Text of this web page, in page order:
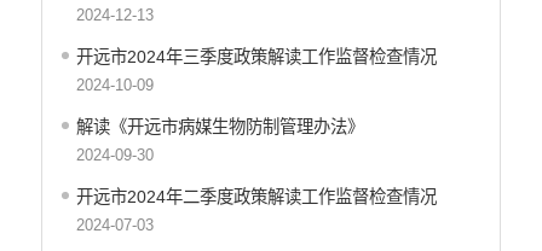
2024-12-13
开远市2024年三季度政策解读工作监督检查情况
2024-10-09
解读《开远市病媒生物防制管理办法》
2024-09-30
开远市2024年二季度政策解读工作监督检查情况
2024-07-03